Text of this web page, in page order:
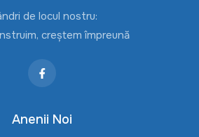
de locul nostru:
creștem împreună
Anenii Noi